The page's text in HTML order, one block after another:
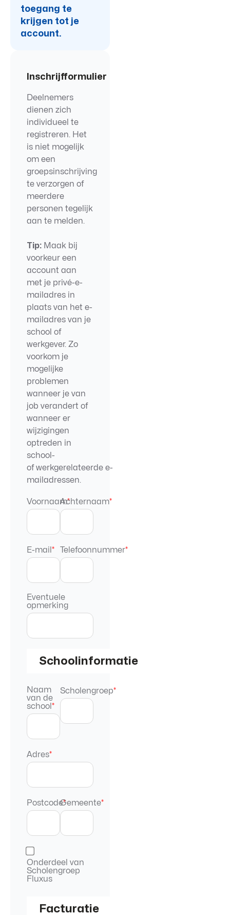
toegang te
krijgen tot je
account.
Inschrijfformulier
Deelnemers
dienen zich
individueel te
registreren. Het
is niet mogelijk
om een
groepsinschrijving
te verzorgen of
meerdere
personen tegelijk
aan te melden.
Tip: Maak bij
voorkeur een
account aan
met je privé-e-
mailadres in
plaats van het e-
mailadres van je
school of
werkgever. Zo
voorkom je
mogelijke
problemen
wanneer je van
job verandert of
wanneer er
wijzigingen
optreden in
school-
of werkgerelateerde e-
mailadressen.
Voornaam*
Achternaam*
E-mail * Telefoonnummer*
Eventuele
opmerking
Schoolinformatie
Naam
van de
school *
Scholengroep*
Adres*
Postcode*
Gemeente*
Onderdeel van
Scholengroep
Fluxus
Facturatie